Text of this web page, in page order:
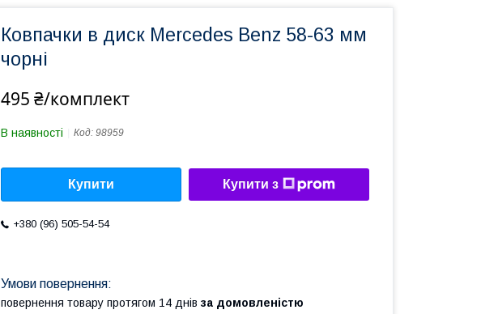
Ковпачки в диск Mercedes Benz 58-63 мм
чорні
495 ₴/комплект
В наявності Код: 98959
Купити Купити з
+380 (96) 505-54-54
повернення товару протягом 14 днів за домовленістю